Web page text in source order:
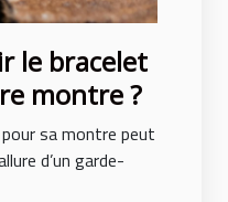
le bracelet
montre ?
sa montre peut
d’un garde-